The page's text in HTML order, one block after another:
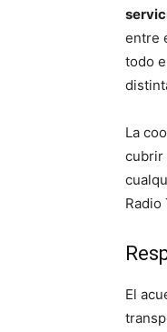
entre
todo
La
cubrir
Radio
El